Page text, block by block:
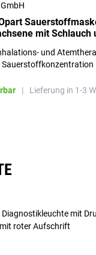
mit Schlauch
und
Sauerstoffkonzentration
| Lieferung in 1-3